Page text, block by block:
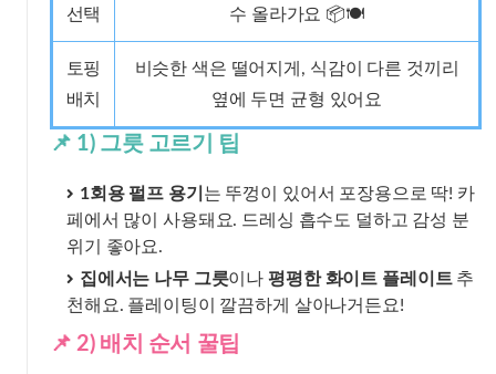
선택
수 올라가요 📦🍽️
토핑
배치
비슷한 색은 떨어지게, 식감이 다른 것끼리
옆에 두면 균형 있어요
📌 1) 그릇 고르기 팁
1회용 펄프 용기 는 뚜껑이 있어서 포장용으로 딱! 카
페에서 많이 사용돼요. 드레싱 흡수도 덜하고 감성 분
위기 좋아요.
집에서는 나무 그릇이나평평한 화이트 플레이트추
천해요. 플레이팅이 깔끔하게 살아나거든요!
📌 2) 배치 순서 꿀팁